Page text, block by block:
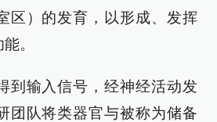
区）的发育，以形成、发挥
。
到输入信号，经神经活动发
团队将类器官与被称为储备